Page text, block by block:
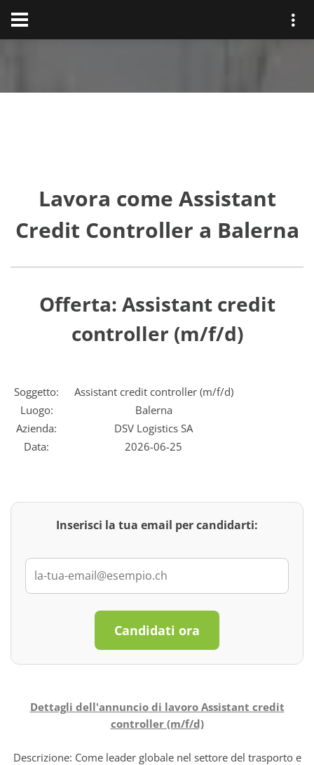
Lavora come Assistant
Credit Controller a Balerna
Offerta: Assistant credit
controller (m/f/d)
Soggetto:
Assistant credit controller (m/f/d)
Luogo:
Balerna
Azienda:
DSV Logistics SA
Data:
2026-06-25
Inserisci la tua email per candidarti:
Candidati ora
Dettagli dell'annuncio di lavoro Assistant credit
controller (m/f/d)
Descrizione: Come leader globale nel settore del trasporto e